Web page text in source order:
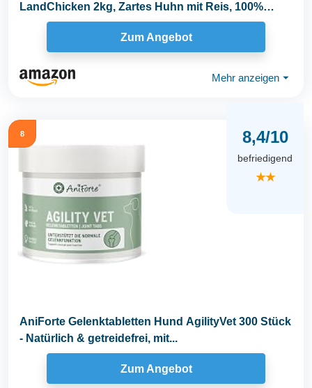
LandChicken 2kg, Zartes Huhn mit Reis, 100%
Natur...
Zum Angebot
Mehr anzeigen ⏷
8 8,4/10
befriedigend
★★
AniForte Gelenktabletten Hund AgilityVet 300 Stück
- Natürlich & getreidefrei, mit...
Zum Angebot